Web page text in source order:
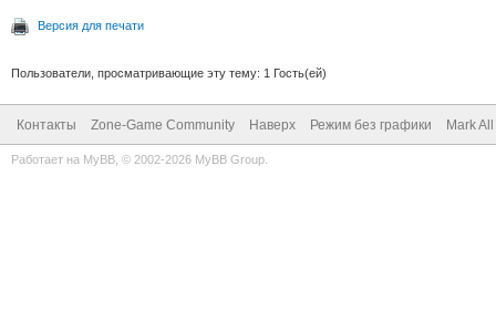
Версия для печати
Пользователи, просматривающие эту тему: 1 Гость(ей)
Контакты Zone-Game Community Наверх Режим без графики Mark
Работает на MyBB , © 2002-2026 MyBB Group